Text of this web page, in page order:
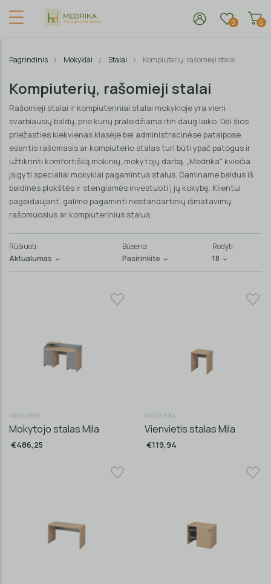
0 0
Pagrindinis Mokyklai Stalai Kompiuterių, rašomieji stalai
Kompiuterių, rašomieji stalai
Rašomieji stalai ir kompiuteriniai stalai mokykloje yra vieni
svarbiausių baldų, prie kurių praleidžiama itin daug laiko. Dėl šios
priežasties kiekvienas klasėje bei administracinėse patalpose
esantis rašomasis ar kompiuterio stalas turi būti ypač patogus ir
užtikrinti komfortišką mokinių, mokytojų darbą. „Medrika“ kviečia
įsigyti specialiai mokyklai pagamintus stalus. Gaminame baldus iš
baldinės plokštės ir stengiamės investuoti į jų kokybę. Klientui
pageidaujant, galime pagaminti nestandartinių išmatavimų
rašomuosius ar kompiuterinius stalus.
Rūšiuoti:
Aktualumas
Būsena:
Pasirinkite
Rodyti:
18
MD04988
Mokytojo stalas Mila
€486,25
MD04984
Vienvietis stalas Mila
€119,94